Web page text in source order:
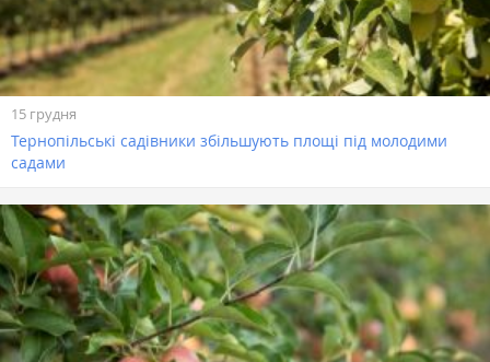
15 грудня
Тернопільські садівники збільшують площі під молодими
садами